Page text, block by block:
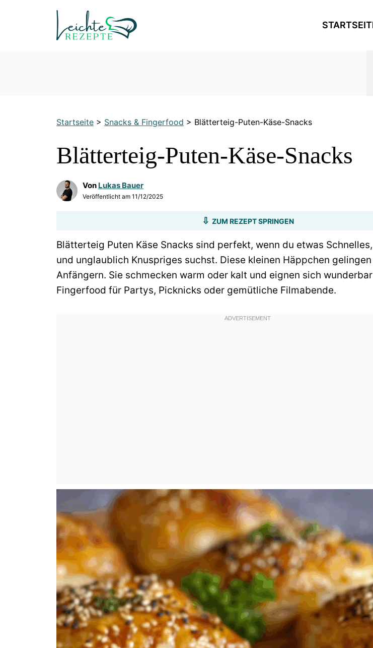
Startseite > Snacks & Fingerfood > Blätterteig-Puten-Käse-Snacks
Blätterteig-Puten-Käse-Snacks
Von Lukas Bauer
Veröffentlicht am 11/12/2025
ZUM REZEPT SPRINGEN
Blätterteig Puten Käse Snacks sind perfekt, wenn du etwas
und unglaublich Knuspriges suchst. Diese kleinen Häppchen
Anfängern. Sie schmecken warm oder kalt und eignen sich
Fingerfood für Partys, Picknicks oder gemütliche Filmabende.